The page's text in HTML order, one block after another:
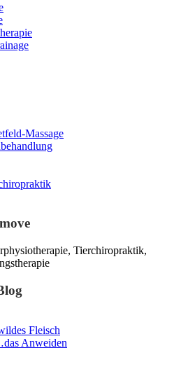
Massage
Tierchiropraktik,
Fleisch
Anweiden